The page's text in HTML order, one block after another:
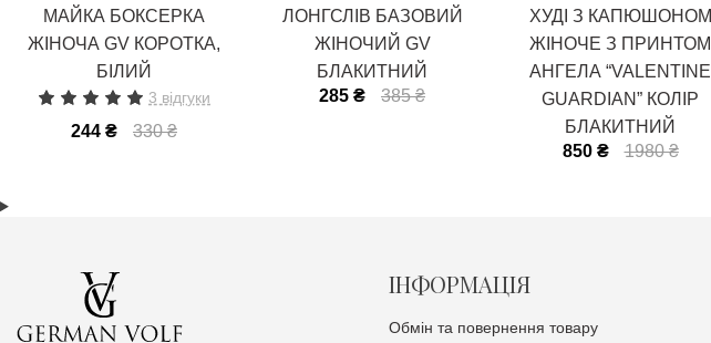
МАЙКА БОКСЕРКА
ЖІНОЧА GV КОРОТКА,
БІЛИЙ
3 відгуки
244 ₴ 330 ₴
ЛОНГСЛІВ БАЗОВИЙ
ЖІНОЧИЙ GV
БЛАКИТНИЙ
285 ₴
385 ₴
ХУДІ З КАПЮШОНОМ
ЖІНОЧЕ З ПРИНТОМ
АНГЕЛА “VALENTINE
GUARDIAN” КОЛІР
БЛАКИТНИЙ
850 ₴
1980 ₴
ІНФОРМАЦІЯ
Обмін та повернення товару